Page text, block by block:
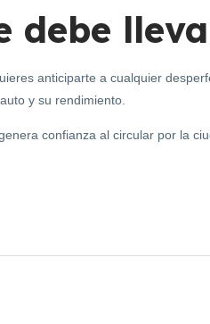
debe
anticiparte a cualquier
y su rendimiento.
confianza al circular por la